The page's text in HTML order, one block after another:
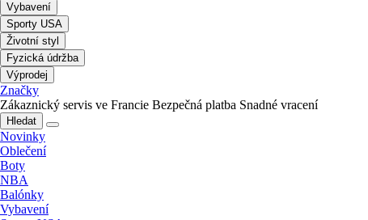
Vybavení
Sporty USA
Životní styl
Fyzická údržba
Výprodej
Značky
Zákaznický servis ve Francie Bezpečná platba Snadné vracení
Hledat
Novinky
Oblečení
Boty
NBA
Balónky
Vybavení